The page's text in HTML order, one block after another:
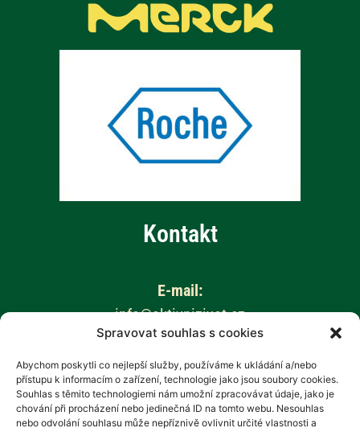
Spravovat souhlas s cookies
Abychom poskytli co nejlepší služby, používáme k ukládání a/nebo
přístupu k informacím o zařízení, technologie jako jsou soubory cookies.
Souhlas s těmito technologiemi nám umožní zpracovávat údaje, jako je
chování při procházení nebo jedinečná ID na tomto webu. Nesouhlas
nebo odvolání souhlasu může nepříznivě ovlivnit určité vlastnosti a
Kontakt
E-mail:
info@aktivnizivot.cz
Odborní garanti:
Prof. MUDr. Eva Kubala Havrdová, CSc.
Prim. MUDr. Marta Vachová